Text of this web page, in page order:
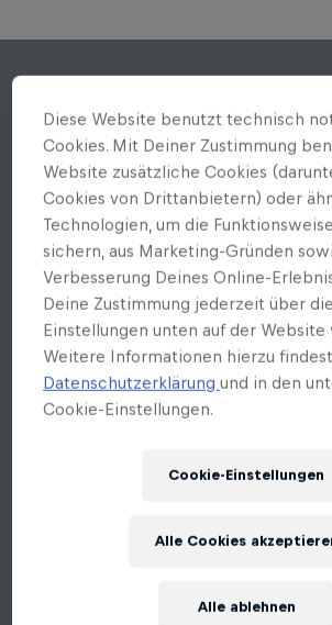
Diese Website benutzt technisch
Cookies. Mit Deiner Zustimmung
Website zusätzliche Cookies
Cookies von Drittanbietern) oder
Technologien, um die
sichern, aus Marketing-Gründen
Verbesserung Deines Online-
Deine Zustimmung jederzeit über
Einstellungen unten auf der Website
Weitere Informationen hierzu
Datenschutzerklärungund in den
Cookie-Einstellungen.
Cookie-Einstellungen
Alle ablehnen
Alle Cookies